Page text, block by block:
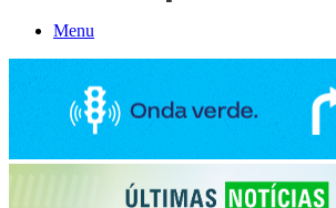
Menu